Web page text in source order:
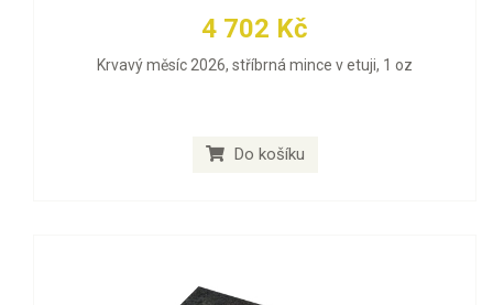
4 702 Kč
Krvavý měsíc 2026, stříbrná mince v etuji, 1 oz
Do košíku